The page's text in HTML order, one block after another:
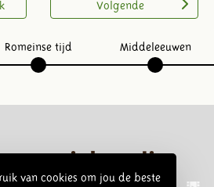
van cookies om jou de beste
Volgende
Romeinse tijd Middeleeuwen
social media: